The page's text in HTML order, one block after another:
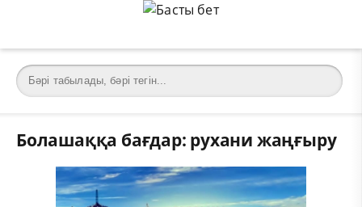
Болашаққа бағдар: рухани жаңғыру